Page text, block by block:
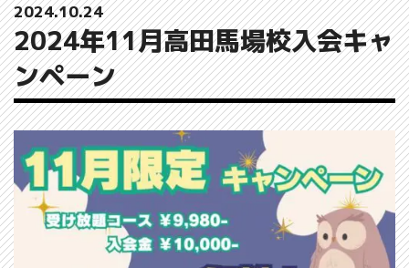
2024.10.24
2024年11月高田馬場校入会キャ
ンペーン